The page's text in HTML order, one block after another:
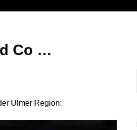
Co …
Ulmer Region: